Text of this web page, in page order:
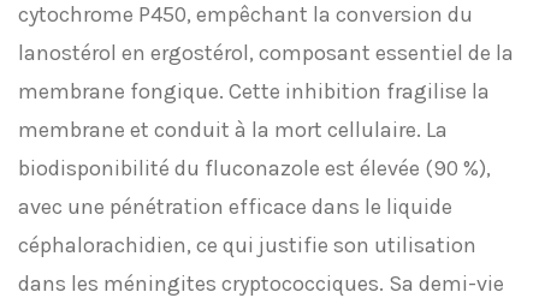
cytochrome P450, empêchant la conversion du
lanostérol en ergostérol, composant essentiel de la
membrane fongique. Cette inhibition fragilise la
membrane et conduit à la mort cellulaire. La
biodisponibilité du fluconazole est élevée (90 %),
avec une pénétration efficace dans le liquide
céphalorachidien, ce qui justifie son utilisation
dans les méningites cryptococciques. Sa demi-vie